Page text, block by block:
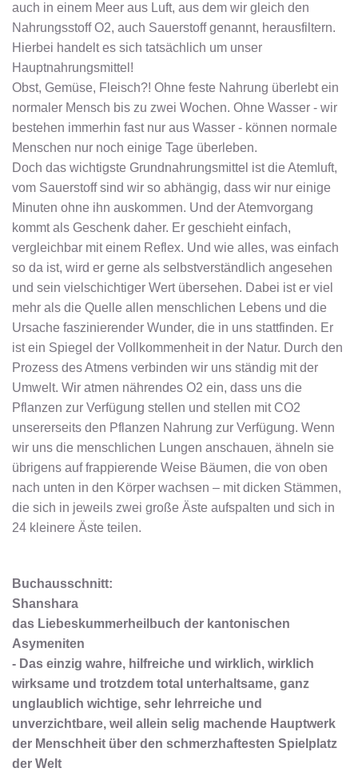
auch in einem Meer aus Luft, aus dem wir gleich den
Nahrungsstoff O2, auch Sauerstoff genannt, herausfiltern.
Hierbei handelt es sich tatsächlich um unser
Hauptnahrungsmittel!
Obst, Gemüse, Fleisch?! Ohne feste Nahrung überlebt ein
normaler Mensch bis zu zwei Wochen. Ohne Wasser - wir
bestehen immerhin fast nur aus Wasser - können normale
Menschen nur noch einige Tage überleben.
Doch das wichtigste Grundnahrungsmittel ist die Atemluft,
vom Sauerstoff sind wir so abhängig, dass wir nur einige
Minuten ohne ihn auskommen. Und der Atemvorgang
kommt als Geschenk daher. Er geschieht einfach,
vergleichbar mit einem Reflex. Und wie alles, was einfach
so da ist, wird er gerne als selbstverständlich angesehen
und sein vielschichtiger Wert übersehen. Dabei ist er viel
mehr als die Quelle allen menschlichen Lebens und die
Ursache faszinierender Wunder, die in uns stattfinden. Er
ist ein Spiegel der Vollkommenheit in der Natur. Durch den
Prozess des Atmens verbinden wir uns ständig mit der
Umwelt. Wir atmen nährendes O2 ein, dass uns die
Pflanzen zur Verfügung stellen und stellen mit CO2
unsererseits den Pflanzen Nahrung zur Verfügung. Wenn
wir uns die menschlichen Lungen anschauen, ähneln sie
übrigens auf frappierende Weise Bäumen, die von oben
nach unten in den Körper wachsen – mit dicken Stämmen,
die sich in jeweils zwei große Äste aufspalten und sich in
24 kleinere Äste teilen.
Buchausschnitt:
Shanshara
das Liebeskummerheilbuch der kantonischen
Asymeniten
- Das einzig wahre, hilfreiche und wirklich, wirklich
wirksame und trotzdem total unterhaltsame, ganz
unglaublich wichtige, sehr lehrreiche und
unverzichtbare, weil allein selig machende Hauptwerk
der Menschheit über den schmerzhaftesten Spielplatz
der Welt